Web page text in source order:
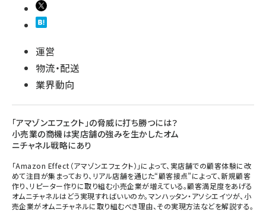
運営
物流・配送
業界動向
「アマゾンエフェクト」の脅威に打ち勝つには？
小売業の商機は実店舗の強みを生かしたオム
ニチャネル戦略にあり
「Amazon Effect（アマゾンエフェクト）」によって、実店舗での顧客体験に改
めて注目が集まっており、リアル店舗を通じた“顧客接点”によって、新規顧客
作り、リピーター作りに取り組む小売企業が増えている。顧客満足度をあげる
オムニチャネルはどう実現すればいいのか。マンハッタン・アソシエイツが、小
売企業がオムニチャネルに取り組むべき理由、その実現方法などを解説する。